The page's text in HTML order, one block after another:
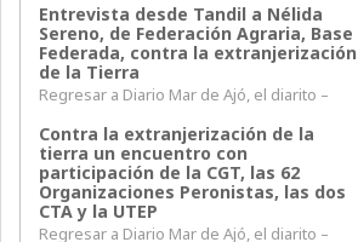
Entrevista desde Tandil a Nélida
Sereno, de Federación Agraria, Base
Federada, contra la extranjerización
de la Tierra
Regresar a Diario Mar de Ajó, el diarito –
Contra la extranjerización de la
tierra un encuentro con
participación de la CGT, las 62
Organizaciones Peronistas, las dos
CTA y la UTEP
Regresar a Diario Mar de Ajó, el diarito –